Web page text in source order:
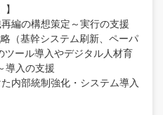
編の構想策定～実行の支援
（基幹システム刷新、ペーパ
ツール導入やデジタル人材育
導入の支援
内部統制強化・システム導入